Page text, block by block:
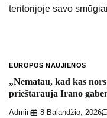
teritorijoje savo
EUROPOS NAUJIENOS
„Nematau, kad kas
prieštarauja Irano
Admin 8 Balandžio, 2026